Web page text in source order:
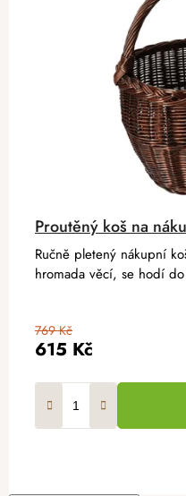
Proutěný koš na
615 Kč
769 Kč
Ručně pletený nákupní
hromada věcí, se hodí